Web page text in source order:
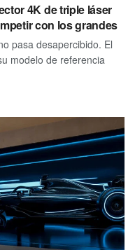
4K de triple láser
con los grandes
pasa desapercibido. El
modelo de referencia